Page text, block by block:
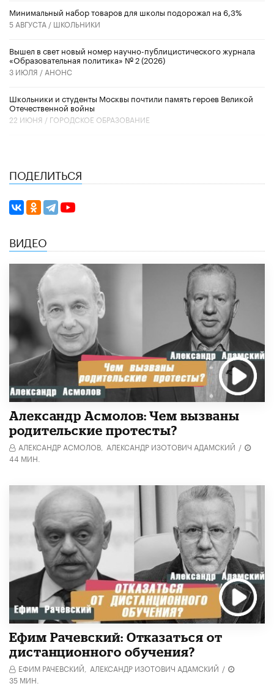
Минимальный набор товаров для школы подорожал на 6,3%
5 АВГУСТА / ШКОЛЬНИКИ
Вышел в свет новый номер научно-публицистического журнала
«Образовательная политика» № 2 (2026)
3 ИЮЛЯ / АНОНС
Школьники и студенты Москвы почтили память героев Великой
Отечественной войны
22 ИЮНЯ / ГОРОДСКОЕ ОБРАЗОВАНИЕ
ПОДЕЛИТЬСЯ
ВИДЕО
Александр Асмолов: Чем вызваны
родительские протесты?
АЛЕКСАНДР АСМОЛОВ, АЛЕКСАНДР ИЗОТОВИЧ АДАМСКИЙ /
44 МИН.
Ефим Рачевский: Отказаться от
дистанционного обучения?
ЕФИМ РАЧЕВСКИЙ, АЛЕКСАНДР ИЗОТОВИЧ АДАМСКИЙ /
35 МИН.